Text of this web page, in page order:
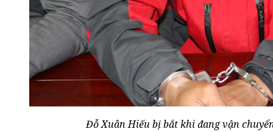
Đỗ Xuân Hiếu bị bắt khi đang vận